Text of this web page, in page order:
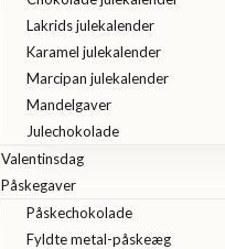
Lakrids julekalender
Karamel julekalender
Marcipan julekalender
Mandelgaver
Julechokolade
Valentinsdag
Påskegaver
Påskechokolade
Fyldte metal-påskeæg